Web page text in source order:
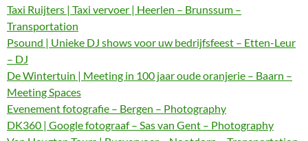
Taxi Ruijters | Taxi vervoer | Heerlen – Brunssum –
Transportation
Psound | Unieke DJ shows voor uw bedrijfsfeest – Etten-Leur
– DJ
De Wintertuin | Meeting in 100 jaar oude oranjerie – Baarn –
Meeting Spaces
Evenement fotografie – Bergen – Photography
DK360 | Google fotograaf – Sas van Gent – Photography